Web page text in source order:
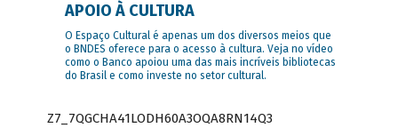
APOIO À CULTURA
O Espaço Cultural é apenas um dos diversos meios que
o BNDES oferece para o acesso à cultura. Veja no vídeo
como o Banco apoiou uma das mais incríveis bibliotecas
do Brasil e como investe no setor cultural.
Z7_7QGCHA41LODH60A3OQA8RN14Q3